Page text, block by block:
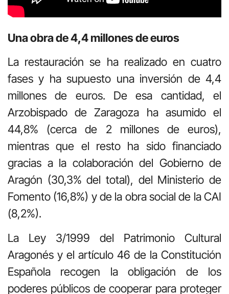
Una obra de 4,4 millones de euros
La restauración se ha realizado en cuatro
fases y ha supuesto una inversión de 4,4
millones de euros. De esa cantidad, el
Arzobispado de Zaragoza ha asumido el
44,8% (cerca de 2 millones de euros),
mientras que el resto ha sido financiado
gracias a la colaboración del Gobierno de
Aragón (30,3% del total), del Ministerio de
Fomento (16,8%) y de la obra social de la CAI
(8,2%).
La Ley 3/1999 del Patrimonio Cultural
Aragonés y el artículo 46 de la Constitución
Española recogen la obligación de los
poderes públicos de cooperar para proteger